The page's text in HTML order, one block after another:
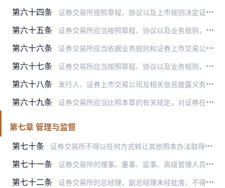
第六十四条 证券交易所按照章程、协议以及上市规则决定证券终止上市和重新上市。
第六十五条 证券交易所应当按照章程、协议以及业务规则，督促证券上市交易公司及相关信息披露义务人依法披露上市公告书、定期报告、临时报告等信息披露文件。
第六十六条 证券交易所应当依据业务规则和证券上市交易公司的申请，决定上市交易证券的停牌或者复牌。证券上市交易的公司不得滥用停牌或复牌损害投资者合法权益。
第六十七条 证券交易所应当按照章程、协议以及业务规则，对上市公司控股股东、持股百分之五以上股东、其他相关股东以及董事、监事、高级管理人员等持有本公司股票的变动及信息披露情况…
第六十八条 发行人、证券上市交易公司及相关信息披露义务人等出现违法违规行为的，证券交易所可以按照章程、协议以及业务规则的规定，采取通报批评、公开谴责、收取惩罚性违约金、向相…
第六十九条 证券交易所应当比照本章的有关规定，对证券在本证券交易所发行或者交易的其他主体进行监管。
第七章 管理与监督
第七十条
证券交易所不得以任何方式转让其依照本办法取得的设立及业务许可。
第七十一条 证券交易所的理事、董事、监事、高级管理人员对其任职机构负有诚实信用的义务。
第七十二条 证券交易所的总经理、副总经理未经批准，不得在任何营利性组织、团体和机构以及公益性社会团体、基金会、高等院校和科研院所中兼职。会员制证券交易所的非会员理事和非会员…